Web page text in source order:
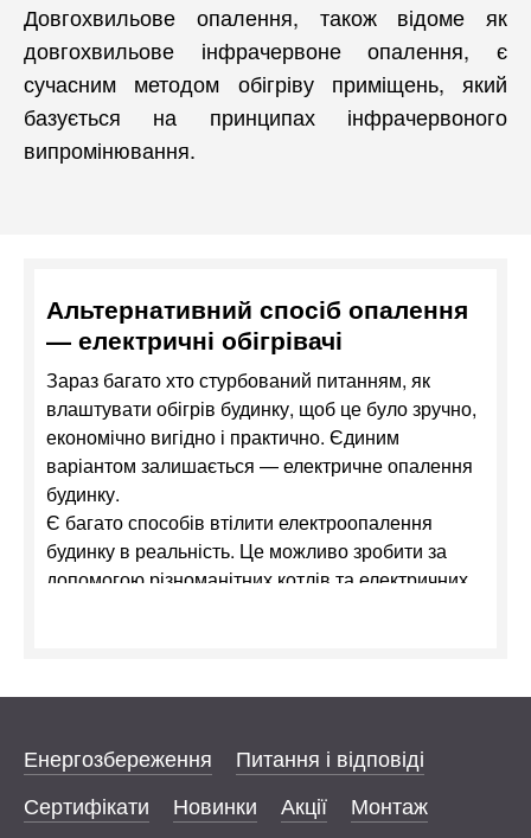
Довгохвильове опалення, також відоме як
довгохвильове інфрачервоне опалення, є
сучасним методом обігріву приміщень, який
базується на принципах інфрачервоного
випромінювання.
Альтернативний спосіб опалення
— електричні обігрівачі
Зараз багато хто стурбований питанням, як
влаштувати обігрів будинку, щоб це було зручно,
економічно вигідно і практично. Єдиним
варіантом залишається — електричне опалення
будинку.
Є багато способів втілити електроопалення
будинку в реальність. Це можливо зробити за
допомогою різноманітних котлів та електричних
котлів принесе більше клопоту, витрат і розладів,
які створені за сучасними технологіями, можуть
гарантувати неперевершений результат. До
таких відносять інфрачервоні електричні
Енергозбереження
Питання і відповіді
Сертифікати
Новинки Акції
Монтаж